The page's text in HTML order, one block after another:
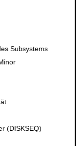
Subsystems
(DISKSEQ)